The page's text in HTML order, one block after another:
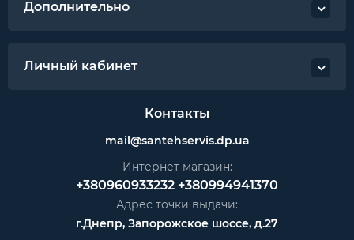
Дополнительно
Личный кабинет
Контакты
mail@santehservis.dp.ua
Интернет магазин:
+380960933232 +380994941370
Адрес точки выдачи:
г.Днепр, Запорожское шоссе, д.27